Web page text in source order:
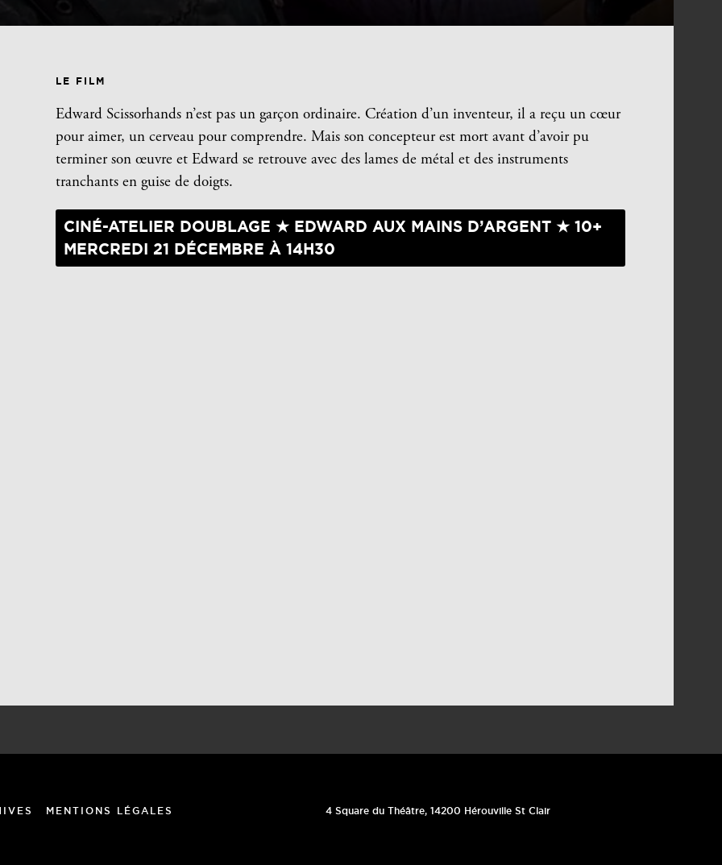
LE FILM
Edward Scissorhands n’est pas un garçon ordinaire. Création d’un inventeur, il a reçu un cœur
pour aimer, un cerveau pour comprendre. Mais son concepteur est mort avant d’avoir pu
terminer son œuvre et Edward se retrouve avec des lames de métal et des instruments
tranchants en guise de doigts.
CINÉ-ATELIER DOUBLAGE ★ EDWARD AUX MAINS D’ARGENT ★ 10+
MERCREDI 21 DÉCEMBRE À 14H30
MENTIONS LÉGALES 4 Square du Théâtre, 14200 Hérouville St Clair